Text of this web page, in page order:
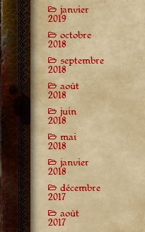
janvier
2019
octobre
2018
septembre
2018
août
2018
juin
2018
mai
2018
janvier
2018
décembre
2017
août
2017